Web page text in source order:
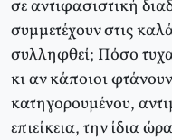
σε αντιφασιστική
συμμετέχουν στις
συλληφθεί; Πόσο
κι αν κάποιοι
κατηγορουμένου,
επιείκεια, την ίδια